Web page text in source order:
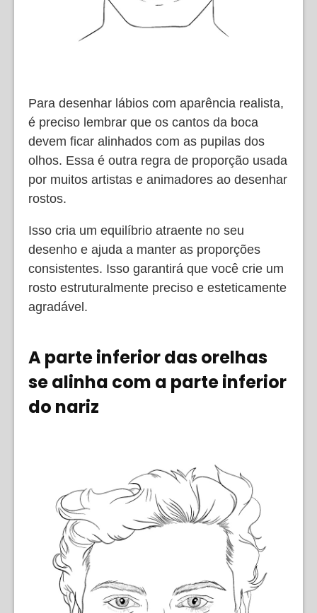
Para desenhar lábios com aparência realista,
é preciso lembrar que os cantos da boca
devem ficar alinhados com as pupilas dos
olhos. Essa é outra regra de proporção usada
por muitos artistas e animadores ao desenhar
rostos.
Isso cria um equilíbrio atraente no seu
desenho e ajuda a manter as proporções
consistentes. Isso garantirá que você crie um
rosto estruturalmente preciso e esteticamente
agradável.
A parte inferior das orelhas
se alinha com a parte inferior
do nariz